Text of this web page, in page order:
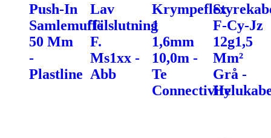
Push-In
Samlemuffe
50 Mm
-
Plastline
Lav
Tilslutning
F.
Ms1xx -
Abb
Krympeflex
1
1,6mm
10,0m -
Te
Connectivity
F-Cy-Jz
12g1,5
Mm²
Grå -